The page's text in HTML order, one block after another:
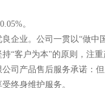
。
企业。公司一贯以“做中
“客户为本"的原则，注
司产品售后服务承诺：
终身维护服务。